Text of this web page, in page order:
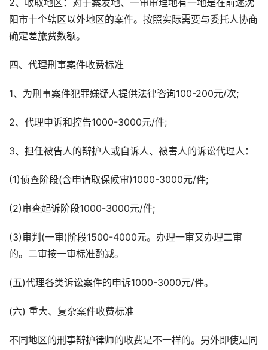
2、收取地区：对于案发地、一审审理地有一地是在前述沈
阳市十个辖区以外地区的案件。按照实际需要与委托人协商
确定差旅费数额。
四、代理刑事案件收费标准
1、为刑事案件犯罪嫌疑人提供法律咨询100-200元/次;
2、代理申诉和控告1000-3000元/件;
3、担任被告人的辩护人或自诉人、被害人的诉讼代理人：
(1)侦查阶段(含申请取保候审)1000-3000元/件;
(2)审查起诉阶段1000-3000元/件;
(3)审判(一审)阶段1500-4000元。办理一审又办理二审
的。二审按一审标准酌减。
(五)代理各类诉讼案件的申诉1000-3000元/件。
(六) 重大、复杂案件收费标准
不同地区的刑事辩护律师的收费是不一样的。另外即使是同